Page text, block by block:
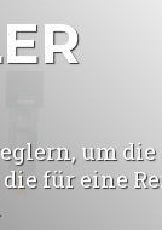
um die
für eine